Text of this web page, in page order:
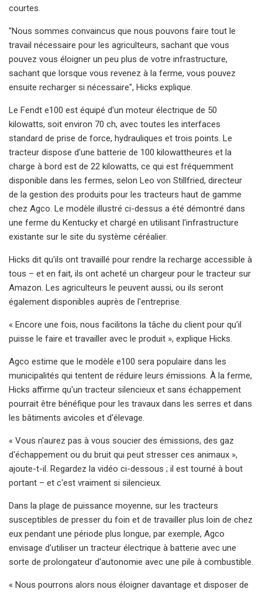
courtes.
"Nous sommes convaincus que nous pouvons faire tout le
travail nécessaire pour les agriculteurs, sachant que vous
pouvez vous éloigner un peu plus de votre infrastructure,
sachant que lorsque vous revenez à la ferme, vous pouvez
ensuite recharger si nécessaire", Hicks explique.
Le Fendt e100 est équipé d'un moteur électrique de 50
kilowatts, soit environ 70 ch, avec toutes les interfaces
standard de prise de force, hydrauliques et trois points. Le
tracteur dispose d'une batterie de 100 kilowattheures et la
charge à bord est de 22 kilowatts, ce qui est fréquemment
disponible dans les fermes, selon Leo von Stillfried, directeur
de la gestion des produits pour les tracteurs haut de gamme
chez Agco. Le modèle illustré ci-dessus a été démontré dans
une ferme du Kentucky et chargé en utilisant l'infrastructure
existante sur le site du système céréalier.
Hicks dit qu'ils ont travaillé pour rendre la recharge accessible à
tous – et en fait, ils ont acheté un chargeur pour le tracteur sur
Amazon. Les agriculteurs le peuvent aussi, ou ils seront
également disponibles auprès de l'entreprise.
« Encore une fois, nous facilitons la tâche du client pour qu'il
puisse le faire et travailler avec le produit », explique Hicks.
Agco estime que le modèle e100 sera populaire dans les
municipalités qui tentent de réduire leurs émissions. À la ferme,
Hicks affirme qu'un tracteur silencieux et sans échappement
pourrait être bénéfique pour les travaux dans les serres et dans
les bâtiments avicoles et d'élevage.
« Vous n'aurez pas à vous soucier des émissions, des gaz
d'échappement ou du bruit qui peut stresser ces animaux »,
ajoute-t-il. Regardez la vidéo ci-dessous ; il est tourné à bout
portant – et c'est vraiment si silencieux.
Dans la plage de puissance moyenne, sur les tracteurs
susceptibles de presser du foin et de travailler plus loin de chez
eux pendant une période plus longue, par exemple, Agco
envisage d'utiliser un tracteur électrique à batterie avec une
sorte de prolongateur d'autonomie avec une pile à combustible.
« Nous pourrons alors nous éloigner davantage et disposer de